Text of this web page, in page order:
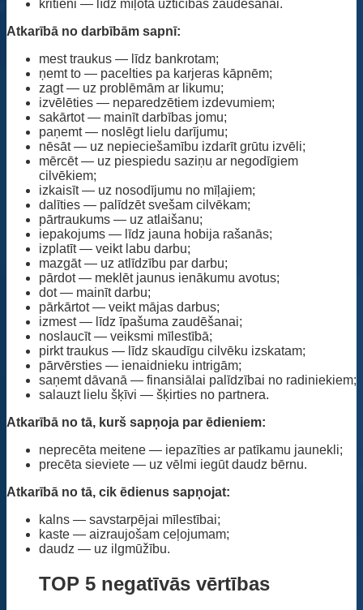
kritieni — līdz mīļotā uzticības zaudēšanai.
Atkarībā no darbībām sapnī:
mest traukus — līdz bankrotam;
ņemt to — pacelties pa karjeras kāpnēm;
zagt — uz problēmām ar likumu;
izvēlēties — neparedzētiem izdevumiem;
sakārtot — mainīt darbības jomu;
paņemt — noslēgt lielu darījumu;
nēsāt — uz nepieciešamību izdarīt grūtu izvēli;
mērcēt — uz piespiedu saziņu ar negodīgiem
cilvēkiem;
izkaisīt — uz nosodījumu no mīļajiem;
dalīties — palīdzēt svešam cilvēkam;
pārtraukums — uz atlaišanu;
iepakojums — līdz jauna hobija rašanās;
izplatīt — veikt labu darbu;
mazgāt — uz atlīdzību par darbu;
pārdot — meklēt jaunus ienākumu avotus;
dot — mainīt darbu;
pārkārtot — veikt mājas darbus;
izmest — līdz īpašuma zaudēšanai;
noslaucīt — veiksmi mīlestībā;
pirkt traukus — līdz skaudīgu cilvēku izskatam;
pārvērsties — ienaidnieku intrigām;
saņemt dāvanā — finansiālai palīdzībai no radiniekiem;
salauzt lielu šķīvi — šķirties no partnera.
Atkarībā no tā, kurš sapņoja par ēdieniem:
neprecēta meitene — iepazīties ar patīkamu jaunekli;
precēta sieviete — uz vēlmi iegūt daudz bērnu.
Atkarībā no tā, cik ēdienus sapņojat:
kalns — savstarpējai mīlestībai;
kaste — aizraujošam ceļojumam;
daudz — uz ilgmūžību.
TOP 5 negatīvās vērtības